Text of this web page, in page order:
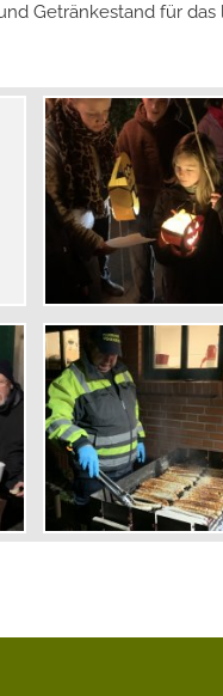
Getränkestand für